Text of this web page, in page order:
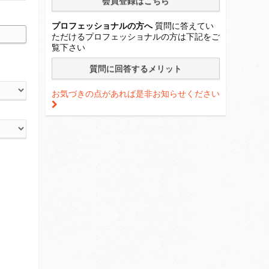
プロフェッショナルの方へ質問に答えてい
ただけるプロフェッショナルの方は下記をご
覧下さい
お気づきの点があれば是非お知らせください